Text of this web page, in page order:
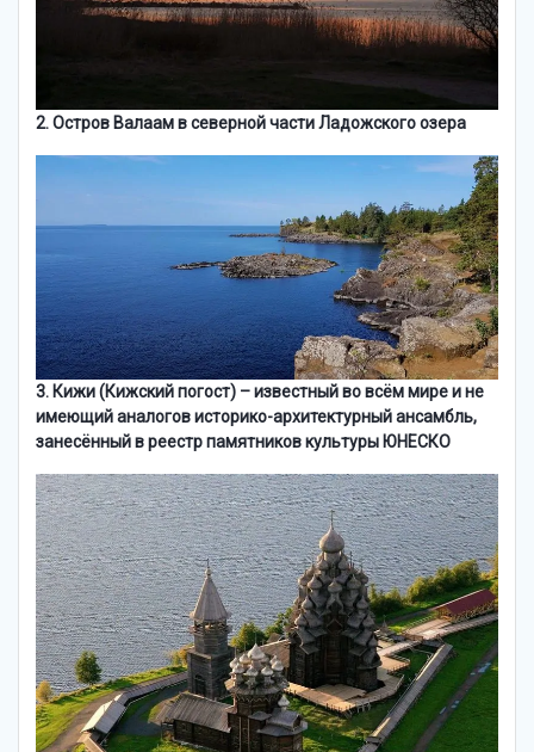
2. Остров Валаам в северной части Ладожского озера
3. Кижи (Кижский погост) – известный во всём мире и не
имеющий аналогов историко-архитектурный ансамбль,
занесённый в реестр памятников культуры ЮНЕСКО